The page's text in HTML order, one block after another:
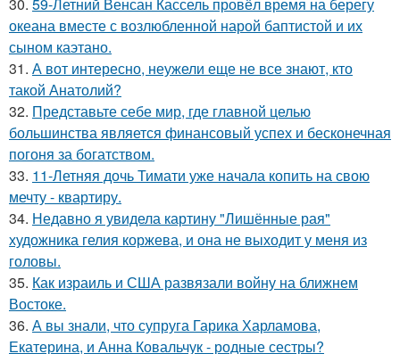
30. 59-Летний Венсан Кассель провёл время на берегу
океана вместе с возлюбленной нарой баптистой и их
сыном каэтано.
31. А вот интересно, неужели еще не все знают, кто
такой Анатолий?
32. Представьте себе мир, где главной целью
большинства является финансовый успех и бесконечная
погоня за богатством.
33. 11-Летняя дочь Тимати уже начала копить на свою
мечту - квартиру.
34. Недавно я увидела картину "Лишённые рая"
художника гелия коржева, и она не выходит у меня из
головы.
35. Как израиль и США развязали войну на ближнем
Востоке.
36. А вы знали, что супруга Гарика Харламова,
Екатерина, и Анна Ковальчук - родные сестры?